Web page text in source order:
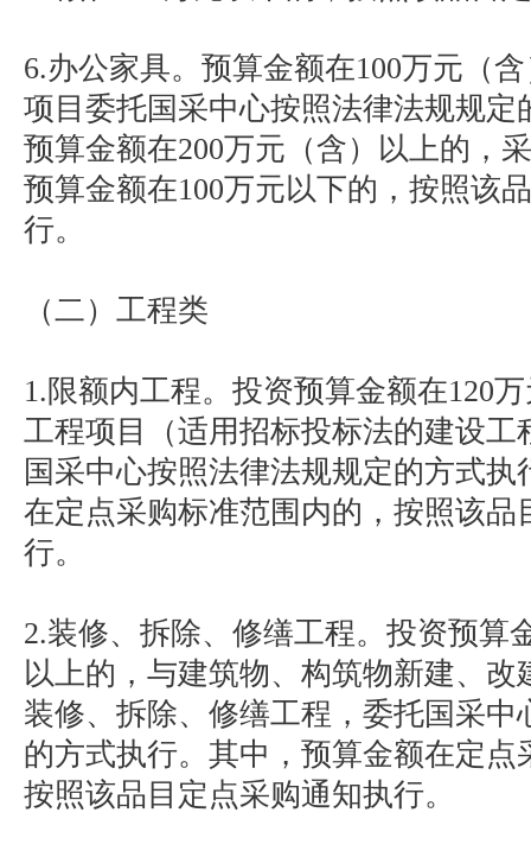
6.办公家具。预算金额在100万元（
项目委托国采中心按照法律法规规定
预算金额在200万元（含）以上的，
预算金额在100万元以下的，按照该
行。
（二）工程类
1.限额内工程。投资预算金额在120
工程项目（适用招标投标法的建设工
国采中心按照法律法规规定的方式
在定点采购标准范围内的，按照该品
行。
2.装修、拆除、修缮工程。投资预算
以上的，与建筑物、构筑物新建、改
装修、拆除、修缮工程，委托国采中
的方式执行。其中，预算金额在定点
按照该品目定点采购通知执行。